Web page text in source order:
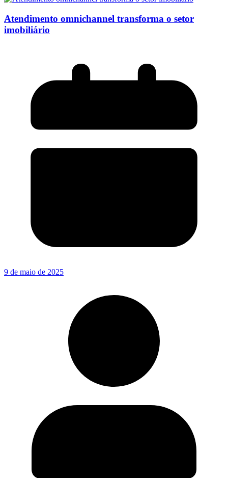
Atendimento omnichannel transforma o setor
imobiliário
9 de maio de 2025